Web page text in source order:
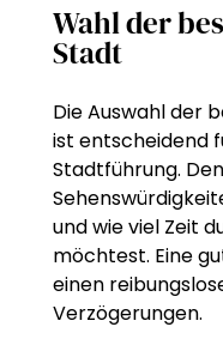
Wahl der
Stadt
Die Auswahl der
ist entscheidend
Stadtführung.
und wie viel Zeit
möchtest. Eine
einen
Verzögerungen.